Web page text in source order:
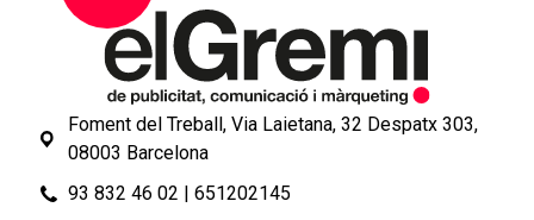
Foment del Treball, Via Laietana, 32 Despatx 303,
08003 Barcelona
93 832 46 02 | 651202145